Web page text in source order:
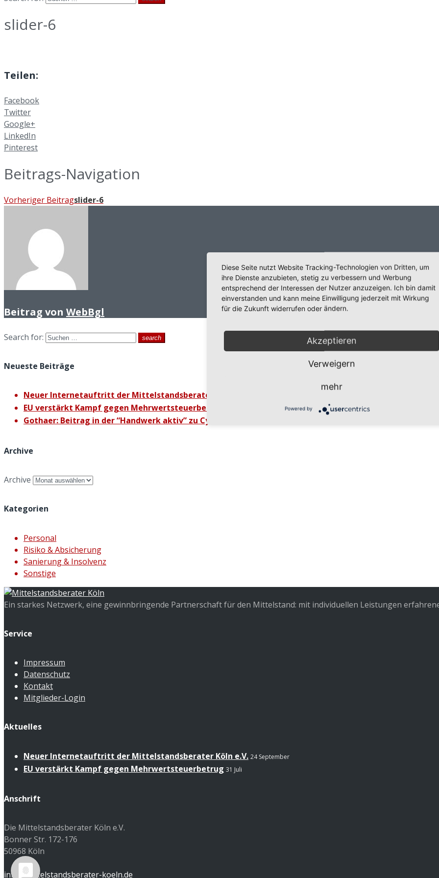
slider-6
Teilen:
Facebook
Twitter
Google+
LinkedIn
Pinterest
Beitrags-Navigation
Vorheriger Beitragslider-6
Beitrag von WebBgl
Search for: search
Neueste Beiträge
Neuer Internetauftritt der Mittelstandsberater Köln e.V.
EU verstärkt Kampf gegen Mehrwertsteuerbetrug
Gothaer: Beitrag in der “Handwerk aktiv” zu Cyber-Risiken
Archive
Archive
Kategorien
Personal
Risiko & Absicherung
Sanierung & Insolvenz
Sonstige
Ein starkes Netzwerk, eine gewinnbringende Partnerschaft für den Mittelstand: mit individuellen Leistungen
Service
Impressum
Datenschutz
Kontakt
Mitglieder-Login
Aktuelles
Neuer Internetauftritt der Mittelstandsberater Köln e.V. 24 September
EU verstärkt Kampf gegen Mehrwertsteuerbetrug 31 Juli
Anschrift
Die Mittelstandsberater Köln e.V.
Bonner Str. 172-176
50968 Köln
info@mittelstandsberater-koeln.de
Diese Seite nutzt Website Tracking-Technologien von Dritten, um
ihre Dienste anzubieten, stetig zu verbessern und Werbung
entsprechend der Interessen der Nutzer anzuzeigen. Ich bin damit
einverstanden und kann meine Einwilligung jederzeit mit Wirkung
für die Zukunft widerrufen oder ändern.
Akzeptieren
Verweigern
mehr
Powered by